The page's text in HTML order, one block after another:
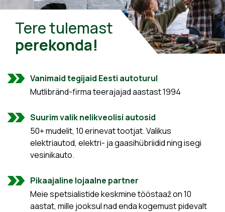
Tere tulemast
perekonda!
Vanimaid tegijaid Eesti autoturul
Mutlibränd-firma teerajajad aastast 1994
Suurim valik nelikveolisi autosid
50+ mudelit, 10 erinevat tootjat. Valikus
elektriautod, elektri- ja gaasihübriidid ning isegi
vesinikauto.
Pikaajaline lojaalne partner
Meie spetsialistide keskmine tööstaaž on 10
aastat, mille jooksul nad enda kogemust pidevalt